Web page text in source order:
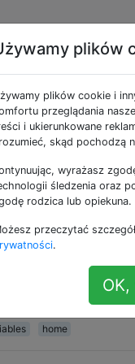
jako
dla
~(tylda)
po prostu
pytano,
$ HOME
home
plików
plików cookie i
przeglądania
i ukierunkowane
skąd pochodzą
wyrażasz
śledzenia oraz
rodzica lub opiekuna.
przeczytać
.